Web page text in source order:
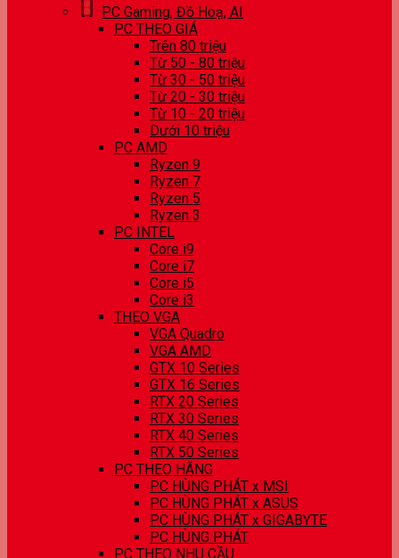
PC Gaming, Đồ Hoạ, AI
PC THEO GIÁ
Trên 80 triệu
Từ 50 - 80 triệu
Từ 30 - 50 triệu
Từ 20 - 30 triệu
Từ 10 - 20 triệu
Dưới 10 triệu
PC AMD
Ryzen 9
Ryzen 7
Ryzen 5
Ryzen 3
PC INTEL
Core i9
Core i7
Core i5
Core i3
THEO VGA
VGA Quadro
VGA AMD
GTX 10 Series
GTX 16 Series
RTX 20 Series
RTX 30 Series
RTX 40 Series
RTX 50 Series
PC THEO HÃNG
PC HÙNG PHÁT x MSI
PC HÙNG PHÁT x ASUS
PC HÙNG PHÁT x GIGABYTE
PC HÙNG PHÁT
PC THEO NHU CẦU